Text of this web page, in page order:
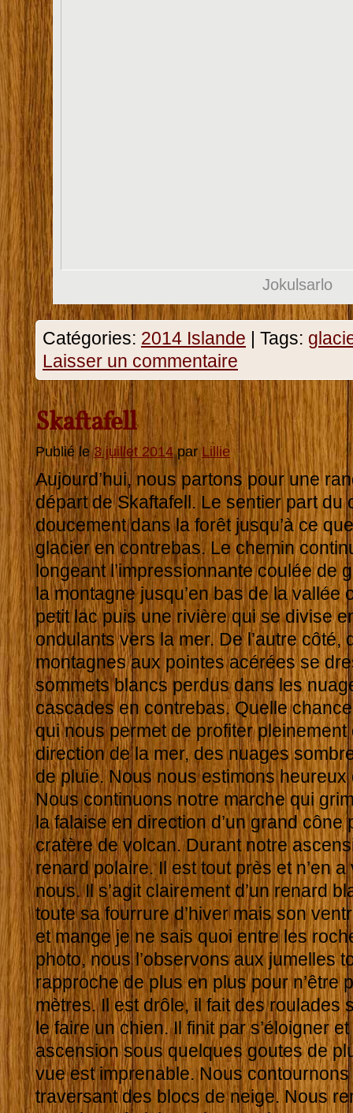
Jokulsarlo
Catégories: 2014 Islande | Tags:
Laisser un commentaire
Skaftafell
Publié le 3 juillet 2014 par Lillie
Aujourd’hui, nous partons pour une
départ de Skaftafell. Le sentier part du
doucement dans la forêt jusqu’à ce
glacier en contrebas. Le chemin
longeant l’impressionnante coulée de
la montagne jusqu’en bas de la vallée
petit lac puis une rivière qui se divise
ondulants vers la mer. De l’autre côté,
montagnes aux pointes acérées se
sommets blancs perdus dans les
cascades en contrebas. Quelle
qui nous permet de profiter pleinement
direction de la mer, des nuages
de pluie. Nous nous estimons heureux
Nous continuons notre marche qui
la falaise en direction d’un grand
cratère de volcan. Durant notre
renard polaire. Il est tout près et n’en
nous. Il s’agit clairement d’un renard
toute sa fourrure d’hiver mais son
et mange je ne sais quoi entre les
photo, nous l’observons aux jumelles
rapproche de plus en plus pour n’être
mètres. Il est drôle, il fait des roulades
le faire un chien. Il finit par s’éloigner
ascension sous quelques goutes de
vue est imprenable. Nous
traversant des blocs de neige. Nous